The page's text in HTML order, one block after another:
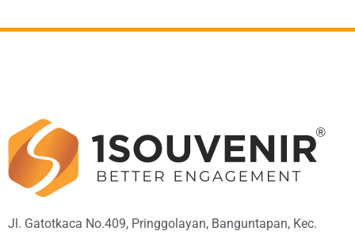
Jl. Gatotkaca No.409, Pringgolayan, Banguntapan, Kec.